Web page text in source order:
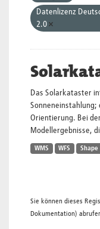
Datenlizenz
2.0
Das Solarkataster
Sonneneinstahlung;
Orientierung. Bei
Modellergebnisse,
WMS WFS Shape
Sie können dieses
Dokumentation)